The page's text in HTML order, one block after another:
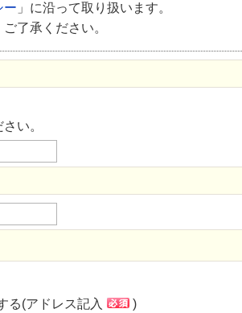
ー 」に沿って取り扱います。
了承ください。
い。
る(アドレス記入
)